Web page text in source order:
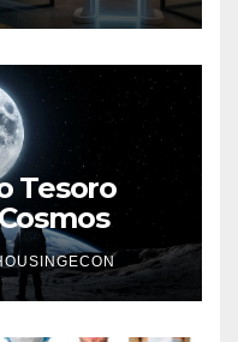
Tesoro